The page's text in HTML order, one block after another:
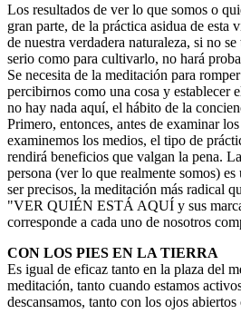
Los resultados de ver lo que somos o
gran parte, de la práctica asidua de esta
de nuestra verdadera naturaleza, si no
serio como para cultivarlo, no hará
Se necesita de la meditación para
percibirnos como una cosa y establecer
no hay nada aquí, el hábito de la
Primero, entonces, antes de examinar
examinemos los medios, el tipo de
rendirá beneficios que valgan la pena.
persona (ver lo que realmente somos)
ser precisos, la meditación más radical
"VER QUIÉN ESTÁ AQUÍ y sus
corresponde a cada uno de nosotros
CON LOS PIES EN LA TIERRA
Es igual de eficaz tanto en la plaza del
meditación, tanto cuando estamos
descansamos, tanto con los ojos